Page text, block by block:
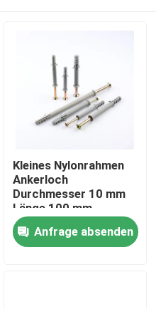
Kleines Nylonrahmen
Ankerloch
Durchmesser 10 mm
Länge 100 mm
Anfrage absenden